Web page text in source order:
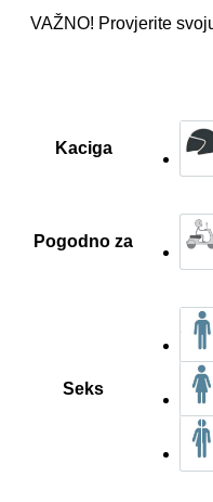
VAŽNO! Provjerite
Kaciga
Pogodno za
Seks